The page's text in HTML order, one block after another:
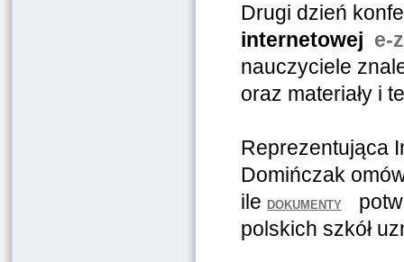
Drugi dzień
internetowej e-
nauczyciele
oraz materiały i
Reprezentująca
Domińczak
ile DOKUMENTY
polskich szkół